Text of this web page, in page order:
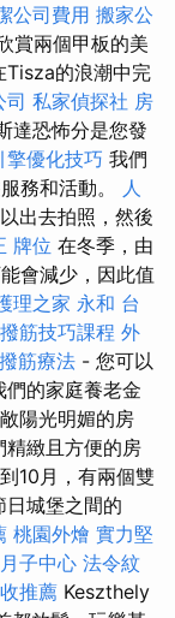
公司費用 搬家公
賞兩個甲板的美
Tisza的浪潮中完
司 私家偵探社 房
達恐怖分是您發
擎優化技巧 我們
務和活動。 人
出去拍照，然後
牌位 在冬季，由
會減少，因此值
理之家 永和 台
筋技巧課程 外
筋療法 - 您可以
的家庭養老金
陽光明媚的房
精緻且方便的房
10月，有兩個雙
日城堡之間的
桃園外燴 實力堅
子中心 法令紋
推薦 Keszthely